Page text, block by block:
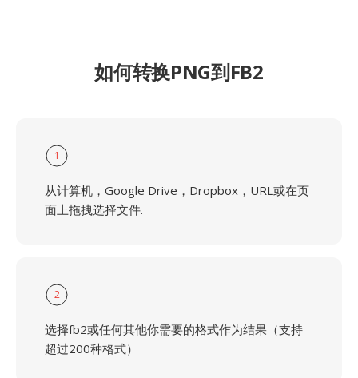
如何转换PNG到FB2
1
从计算机，Google Drive，Dropbox，URL或在页
面上拖拽选择文件.
2
选择fb2或任何其他你需要的格式作为结果（支持
超过200种格式）